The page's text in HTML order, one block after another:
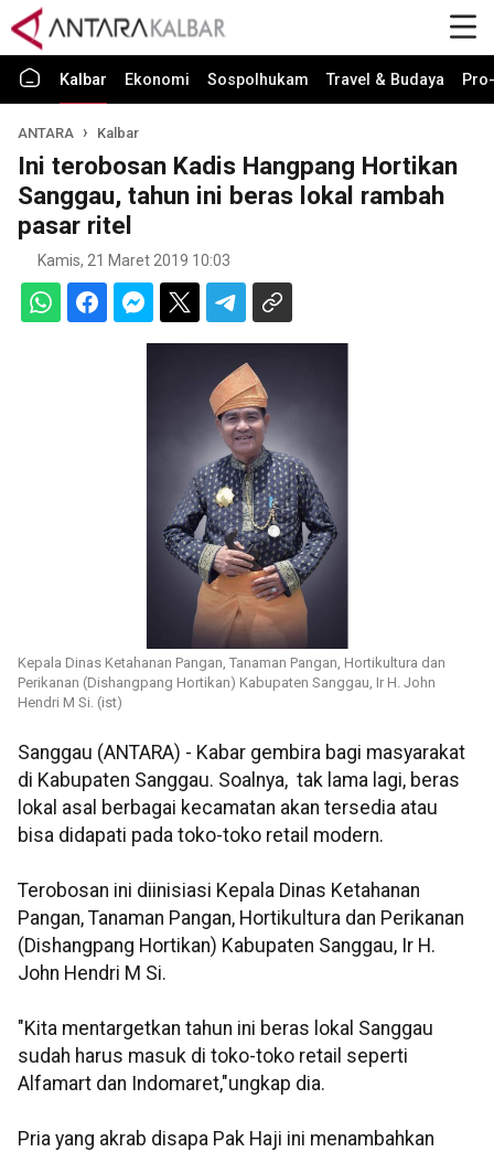
Kalbar Ekonomi Sospolhukam Travel & Budaya
ANTARA Kalbar
Ini terobosan Kadis Hangpang Hortikan
Sanggau, tahun ini beras lokal rambah
pasar ritel
Kamis, 21 Maret 2019 10:03
Kepala Dinas Ketahanan Pangan, Tanaman Pangan, Hortikultura dan
Perikanan (Dishangpang Hortikan) Kabupaten Sanggau, Ir H. John
Hendri M Si. (ist)
Sanggau (ANTARA) - Kabar gembira bagi masyarakat
di Kabupaten Sanggau. Soalnya, tak lama lagi, beras
lokal asal berbagai kecamatan akan tersedia atau
bisa didapati pada toko-toko retail modern.
Terobosan ini diinisiasi Kepala Dinas Ketahanan
Pangan, Tanaman Pangan, Hortikultura dan Perikanan
(Dishangpang Hortikan) Kabupaten Sanggau, Ir H.
John Hendri M Si.
"Kita mentargetkan tahun ini beras lokal Sanggau
sudah harus masuk di toko-toko retail seperti
Alfamart dan Indomaret,"ungkap dia.
Pria yang akrab disapa Pak Haji ini menambahkan